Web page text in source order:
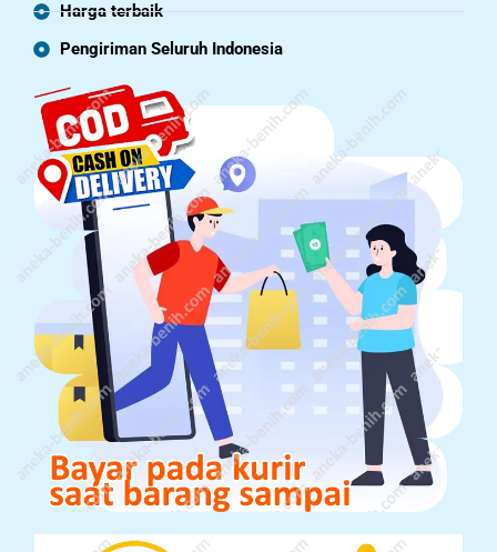
Harga terbaik
Pengiriman Seluruh Indonesia